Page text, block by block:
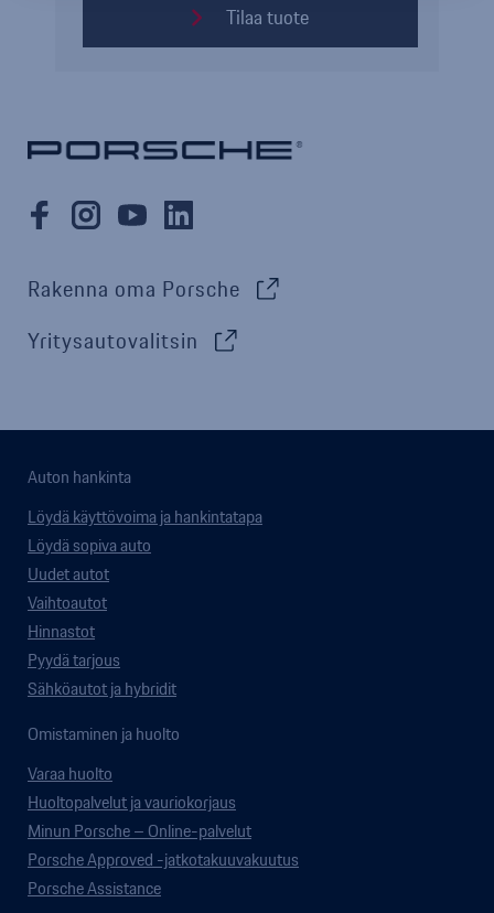
Tilaa tuote
Rakenna oma Porsche
Yritysautovalitsin
Auton hankinta
Löydä käyttövoima ja hankintatapa
Löydä sopiva auto
Uudet autot
Vaihtoautot
Hinnastot
Pyydä tarjous
Sähköautot ja hybridit
Omistaminen ja huolto
Varaa huolto
Huoltopalvelut ja vauriokorjaus
Minun Porsche – Online-palvelut
Porsche Approved -jatkotakuuvakuutus
Porsche Assistance